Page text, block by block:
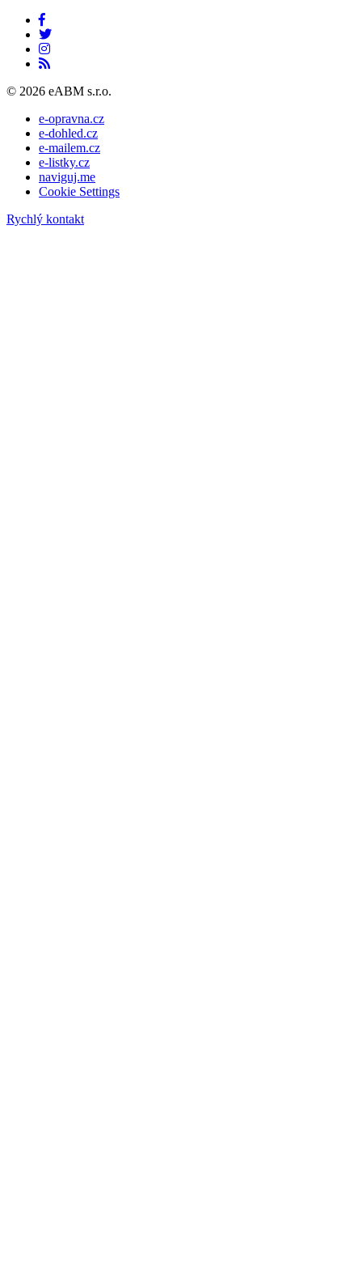
© 2026 eABM s.r.o.
e-opravna.cz
e-dohled.cz
e-mailem.cz
e-listky.cz
naviguj.me
Cookie Settings
Rychlý kontakt